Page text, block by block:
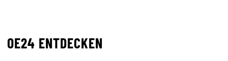
OE24 ENTDECKEN